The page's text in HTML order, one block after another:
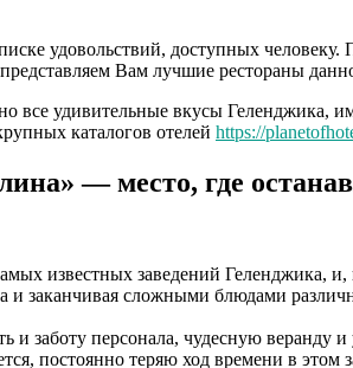
удовольствий, доступных
Вам лучшие рестораны
все удивительные вкусы
каталогов отелей https://
— место, где
известных заведений Геленджика,
и заканчивая сложными блюдами
и заботу персонала, чудесную
постоянно теряю ход времени в